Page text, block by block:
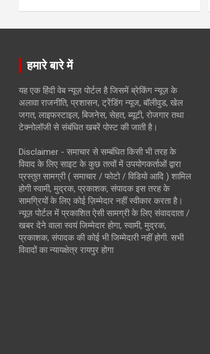
हमारे बारे में
यह एक हिंदी वेब न्यूज़ पोर्टल है जिसमें ब्रेकिंग न्यूज़ के
अलावा राजनीति, प्रशासन, ट्रेंडिंग न्यूज, बॉलीवुड, खेल
जगत, लाइफस्टाइल, बिजनेस, सेहत, ब्यूटी, रोजगार तथा
टेक्नोलॉजी से संबंधित खबरें पोस्ट की जाती है।
Disclaimer - समाचार से सम्बंधित किसी भी तरह के
विवाद के लिए साइट के कुछ तत्वों में उपयोगकर्ताओं द्वारा
प्रस्तुत सामग्री ( समाचार / फोटो / विडियो आदि ) शामिल
होगी स्वामी, मुद्रक, प्रकाशक, संपादक इस तरह के
सामग्रियों के लिए कोई ज़िम्मेदार नहीं स्वीकार करता है।
न्यूज़ पोर्टल में प्रकाशित ऐसी सामग्री के लिए संवाददाता /
खबर देने वाला स्वयं जिम्मेदार होगा, स्वामी, मुद्रक,
प्रकाशक, संपादक की कोई भी जिम्मेदारी नहीं होगी. सभी
विवादों का न्यायक्षेत्र रायपुर होगा